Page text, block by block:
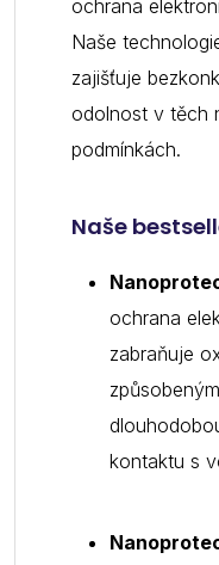
ochrana
Naše
zajišťuje
odolnost v těch
podmínkách.
Naše
ochrana
zabraňuje
kontaktu s